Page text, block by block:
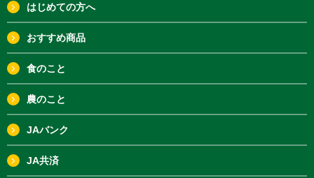
はじめての方へ
おすすめ商品
食のこと
農のこと
JAバンク
JA共済